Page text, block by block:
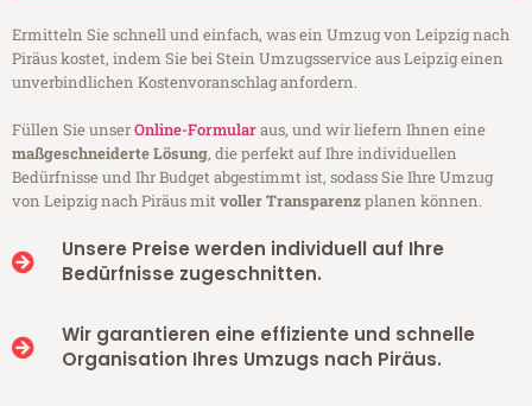
Ermitteln Sie schnell und einfach, was ein Umzug von Leipzig nach
Piräus kostet, indem Sie bei Stein Umzugsservice aus Leipzig einen
unverbindlichen Kostenvoranschlag anfordern.
Füllen Sie unserOnline-Formularaus, und wir liefern Ihnen eine
maßgeschneiderte Lösung, die perfekt auf Ihre individuellen
Bedürfnisse und Ihr Budget abgestimmt ist, sodass Sie Ihre Umzug
von Leipzig nach Piräus mitvoller Transparenzplanen können.
Unsere Preise werden individuell auf Ihre
Bedürfnisse zugeschnitten.
Wir garantieren eine effiziente und schnelle
Organisation Ihres Umzugs nach Piräus.